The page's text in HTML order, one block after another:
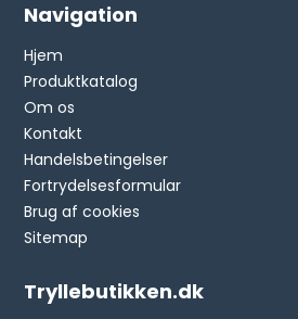
Navigation
Hjem
Produktkatalog
Om os
Kontakt
Handelsbetingelser
Fortrydelsesformular
Brug af cookies
Sitemap
Tryllebutikken.dk